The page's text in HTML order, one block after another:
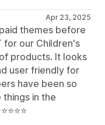
Apr 23, 2025
themes before
for our Children's
products. It looks
user friendly for
have been so
in the